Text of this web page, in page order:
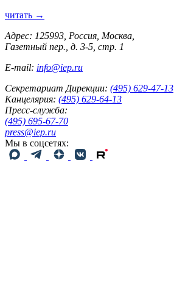
читать →
Адрес: 125993, Россия, Москва,
Газетный пер., д. 3-5, стр. 1
E-mail: info@iep.ru
Секретариат Дирекции: (495) 629-47-13
Канцелярия: (495) 629-64-13
Пресс-служба:
(495) 695-67-70
press@iep.ru
Мы в соцсетях: